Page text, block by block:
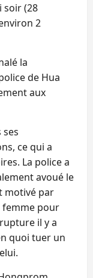
soir (28
2
la
de Hua
aux
ses
ce qui a
La police a
avoué le
motivé par
femme pour
il y a
quoi tuer un